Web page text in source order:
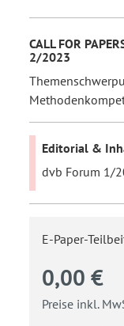
CALL FOR
2/2023
Editorial &
dvb Forum 1/
E-Paper-
0,00 €
Preise inkl.